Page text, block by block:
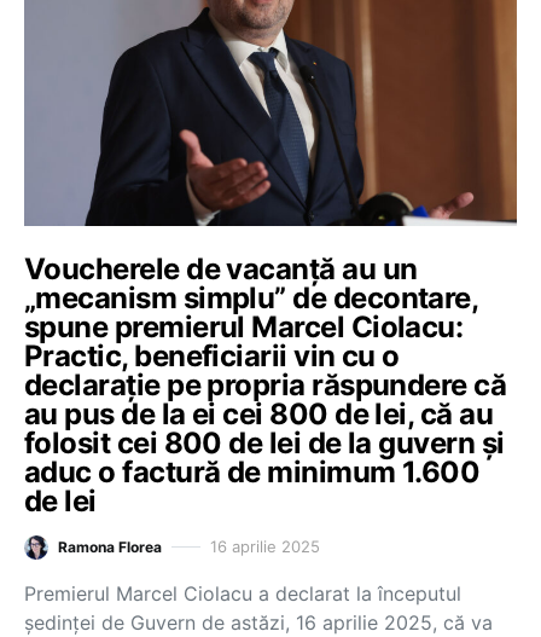
Voucherele de vacanță au un
„mecanism simplu” de decontare,
spune premierul Marcel Ciolacu:
Practic, beneficiarii vin cu o
declarație pe propria răspundere că
au pus de la ei cei 800 de lei, că au
folosit cei 800 de lei de la guvern și
aduc o factură de minimum 1.600
de lei
Ramona Florea 16 aprilie 2025
Premierul Marcel Ciolacu a declarat la începutul
ședinței de Guvern de astăzi, 16 aprilie 2025, că va